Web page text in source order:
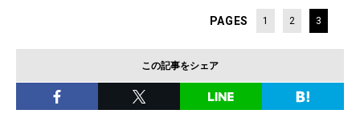
PAGES 1 2 3
この記事をシェア